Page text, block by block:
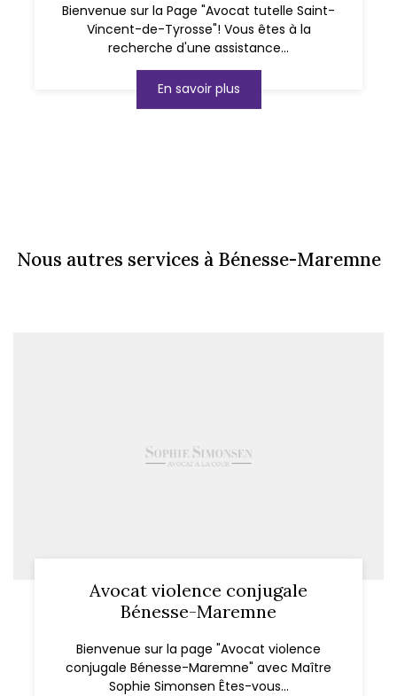
Bienvenue sur la Page "Avocat tutelle Saint-
Vincent-de-Tyrosse"! Vous êtes à la
recherche d'une assistance...
En savoir plus
Nous autres services à Bénesse-Maremne
Avocat violence conjugale
Bénesse-Maremne
Bienvenue sur la page "Avocat violence
conjugale Bénesse-Maremne" avec Maître
Sophie Simonsen Êtes-vous...